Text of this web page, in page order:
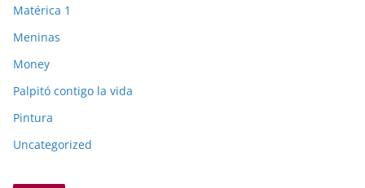
Matérica 1
Meninas
Money
Palpitó contigo la vida
Pintura
Uncategorized